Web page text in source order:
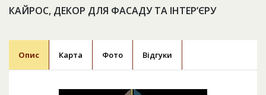
КАЙРОС, ДЕКОР ДЛЯ ФАСАДУ ТА ІНТЕР’ЄРУ
Опис Карта Фото Відгуки